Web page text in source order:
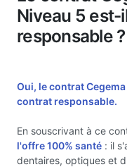
Niveau 5
responsable ?
Oui, le contrat
contrat responsable.
En souscrivant à ce
l'offre 100% santé : il
dentaires, optiques et